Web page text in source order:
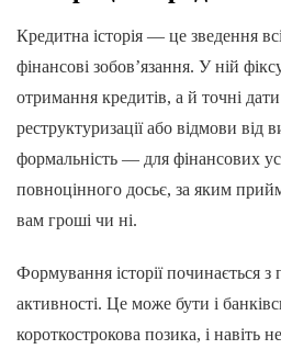
Кредитна історія — це зведення
фінансові зобов’язання. У ній
отримання кредитів, а й точні
реструктуризації або відмови від
формальність — для фінансових
повноцінного досьє, за яким
вам гроші чи ні.
Формування історії починається з
активності. Це може бути і
короткострокова позика, і